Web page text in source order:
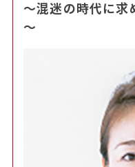
～混迷の時代に求
～